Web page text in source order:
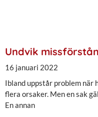
Undvik
16 januari 2022
Ibland uppstår problem när
flera orsaker. Men en sak
En annan